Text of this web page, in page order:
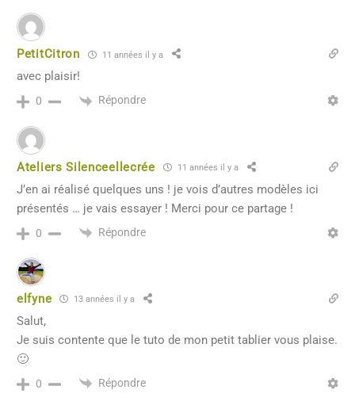
PetitCitron 11 années il y a
avec plaisir!
0 Répondre
Ateliers Silenceellecrée 11 années il y a
J’en ai réalisé quelques uns ! je vois d’autres modèles ici
présentés … je vais essayer ! Merci pour ce partage !
0 Répondre
elfyne 13 années il y a
Salut,
Je suis contente que le tuto de mon petit tablier vous plaise.
🙂
0 Répondre